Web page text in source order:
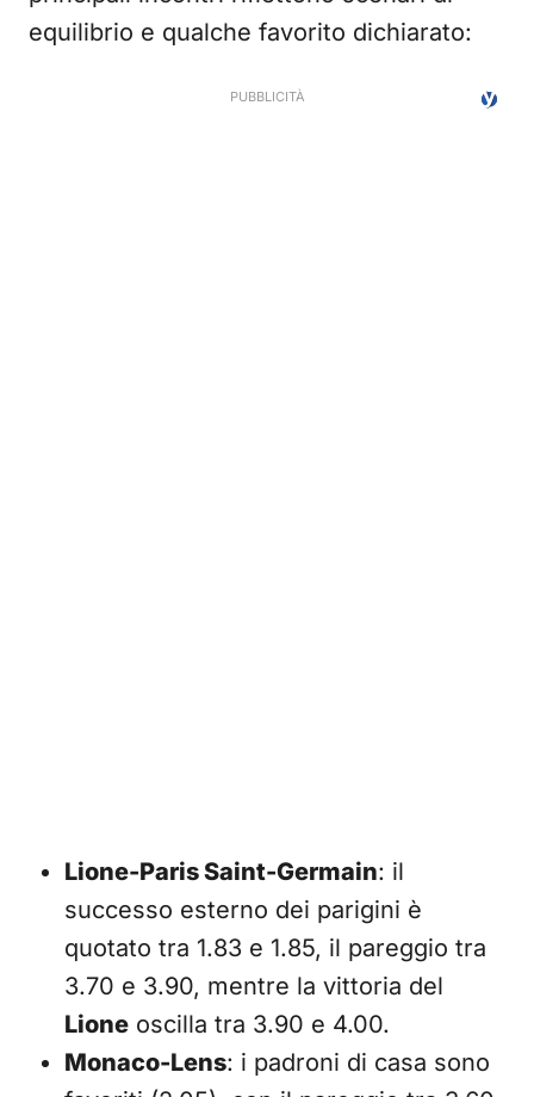
equilibrio e qualche favorito dichiarato:
Lione-Paris Saint-Germain: il
successo esterno dei parigini è
quotato tra 1.83 e 1.85, il pareggio tra
3.70 e 3.90, mentre la vittoria del
Lione oscilla tra 3.90 e 4.00.
Monaco-Lens: i padroni di casa sono